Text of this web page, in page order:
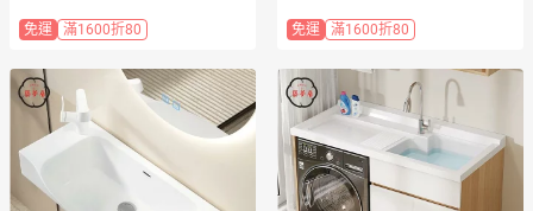
7ZM83
免運 滿1600折80 免運 滿1600折80